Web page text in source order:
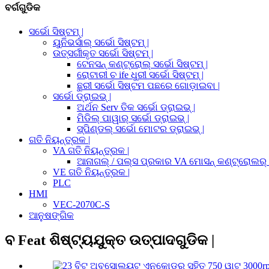
ବର୍ଗଗୁଡିକ
ସର୍ଭୋ ସିଷ୍ଟମ୍ |
ୟୁନିଭର୍ସାଲ୍ ସର୍ଭୋ ସିଷ୍ଟମ୍ |
ଉତ୍ସର୍ଗୀକୃତ ସର୍ଭୋ ସିଷ୍ଟମ୍ |
ଟେନସନ୍ କଣ୍ଟ୍ରୋଲ୍ ସର୍ଭୋ ସିଷ୍ଟମ୍ |
ରୋଟାରୀ ଚ ife ଧୁରୀ ସର୍ଭୋ ସିଷ୍ଟମ୍ |
ଛୁରୀ ସର୍ଭୋ ସିଷ୍ଟମ ପଛରେ ଗୋଡ଼ାଇବା |
ସର୍ଭୋ ଡ୍ରାଇଭ୍ |
ଅର୍ଥନ Serv ତିକ ସର୍ଭୋ ଡ୍ରାଇଭ୍ |
ମିଡିଲ୍ ପାୱାର୍ ସର୍ଭୋ ଡ୍ରାଇଭ୍ |
ସ୍ପିଣ୍ଡଲ୍ ସର୍ଭୋ ମୋଟର ଡ୍ରାଇଭ୍ |
ଗତି ନିୟନ୍ତ୍ରକ |
VA ଗତି ନିୟନ୍ତ୍ରକ |
ଆନାଗଲ୍ / ପଲ୍ସ ପ୍ରକାର VA ମୋସନ୍ କଣ୍ଟ୍ରୋଲର୍
VE ଗତି ନିୟନ୍ତ୍ରକ |
PLC
HMI
VEC-2070C-S
ଆନୁଷଙ୍ଗିକ
ବ Feat ଶିଷ୍ଟ୍ୟଯୁକ୍ତ ଉତ୍ପାଦଗୁଡିକ |